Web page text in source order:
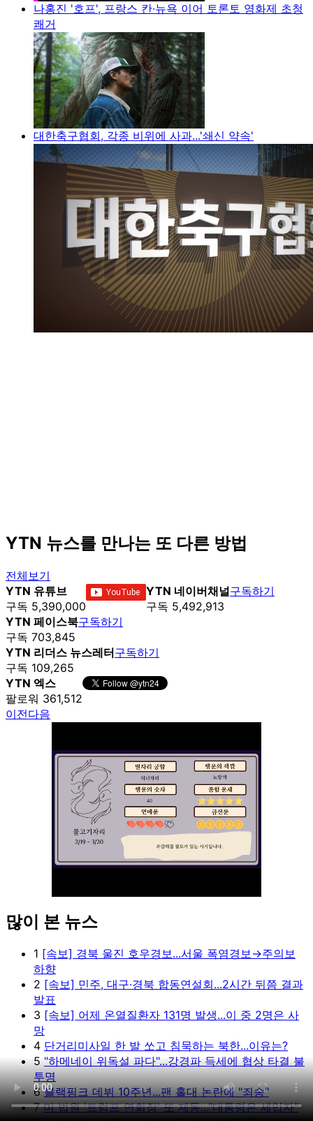
나홍진 '호프', 프랑스 칸·뉴욕 이어 토론토 영화제 초청
쾌거
대한축구협회, 각종 비위에 사과...'쇄신 약속'
YTN 뉴스를 만나는 또 다른 방법
전체보기
YTN 유튜브
구독 5,390,000
YTN 네이버채널
구독 5,492,913
구독하기
YTN 페이스북
구독 703,845
구독하기
YTN 리더스 뉴스레터
구독 109,265
구독하기
YTN 엑스
팔로워 361,512
이전다음
많이 본 뉴스
1 [속보] 경북 울진 호우경보...서울 폭염경보→주의보
하향
2 [속보] 민주, 대구·경북 합동연설회...2시간 뒤쯤 결과
발표
3 [속보] 어제 온열질환자 131명 발생...이 중 2명은 사
망
4 단거리미사일 한 발 쏘고 침묵하는 북한...이유는?
5 "하메네이 위독설 파다"...강경파 득세에 협상 타결 불
투명
6 블랙핑크 데뷔 10주년...팬 홀대 논란에 "죄송"
7 미 법원 '트럼프 연회장' 또 제동..."대통령은 세입자"